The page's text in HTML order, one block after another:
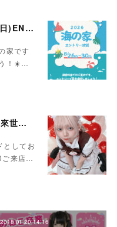
【告知】8月26日(水)～8月30日(日)ENTRY海の家イベント☀️
家です
う！☀️…
【告知】7月26日(日)ゲスト 夏澄來世さん🍰
としてお
ご来店…
2018.01.20 14:16